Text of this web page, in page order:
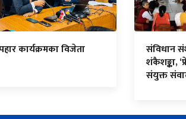
कार्यक्रमका विजेता
संविधान
शंकैशङ्का,
संयुक्त